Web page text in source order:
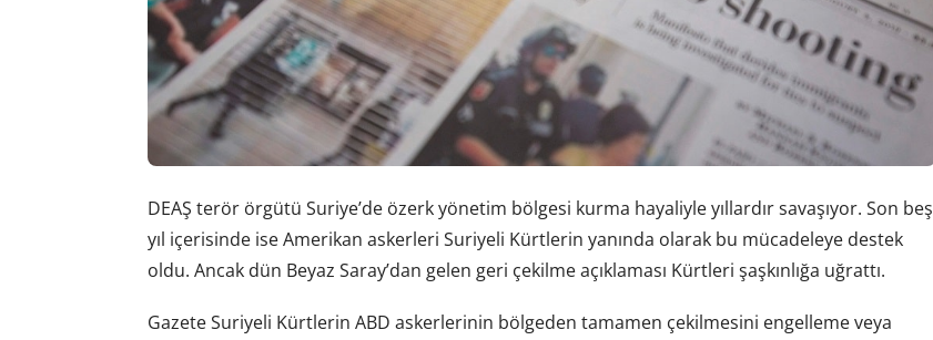
DEAŞ terör örgütü Suriye’de özerk yönetim bölgesi kurma hayaliyle yıllardır savaşıyor. Son beş
yıl içerisinde ise Amerikan askerleri Suriyeli Kürtlerin yanında olarak bu mücadeleye destek
oldu. Ancak dün Beyaz Saray’dan gelen geri çekilme açıklaması Kürtleri şaşkınlığa uğrattı.
Gazete Suriyeli Kürtlerin ABD askerlerinin bölgeden tamamen çekilmesini engelleme veya